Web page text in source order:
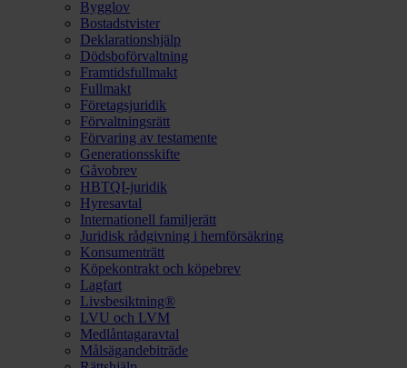
Bygglov
Bostadstvister
Deklarationshjälp
Dödsboförvaltning
Framtidsfullmakt
Fullmakt
Företagsjuridik
Förvaltningsrätt
Förvaring av testamente
Generationsskifte
Gåvobrev
HBTQI-juridik
Hyresavtal
Internationell familjerätt
Juridisk rådgivning i hemförsäkring
Konsumenträtt
Köpekontrakt och köpebrev
Lagfart
Livsbesiktning®
LVU och LVM
Medlåntagaravtal
Målsägandebiträde